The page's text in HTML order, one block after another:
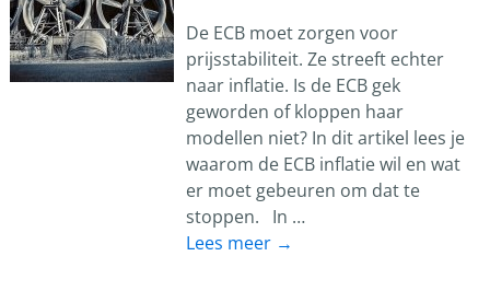
De ECB moet zorgen voor
prijsstabiliteit. Ze streeft echter
naar inflatie. Is de ECB gek
geworden of kloppen haar
modellen niet? In dit artikel lees je
waarom de ECB inflatie wil en wat
er moet gebeuren om dat te
stoppen. In …
Lees meer →